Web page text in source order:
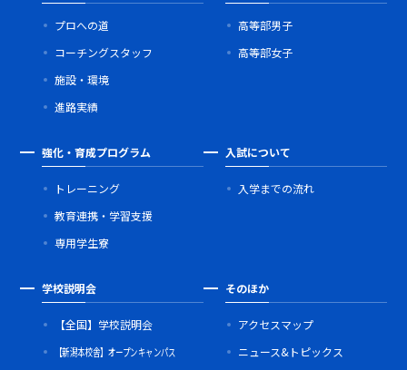
プロへの道
コーチングスタッフ
施設・環境
進路実績
高等部男子
高等部女子
強化・育成プログラム
トレーニング
教育連携・学習支援
専用学生寮
入試について
入学までの流れ
学校説明会
【全国】学校説明会
【新潟本校舎】オープンキャンパス
そのほか
アクセスマップ
ニュース&トピックス